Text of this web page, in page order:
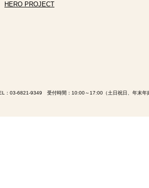
HERO PROJECT
： 03-6821-9349 受付時間：10:00～17:00（土日祝日、年末年